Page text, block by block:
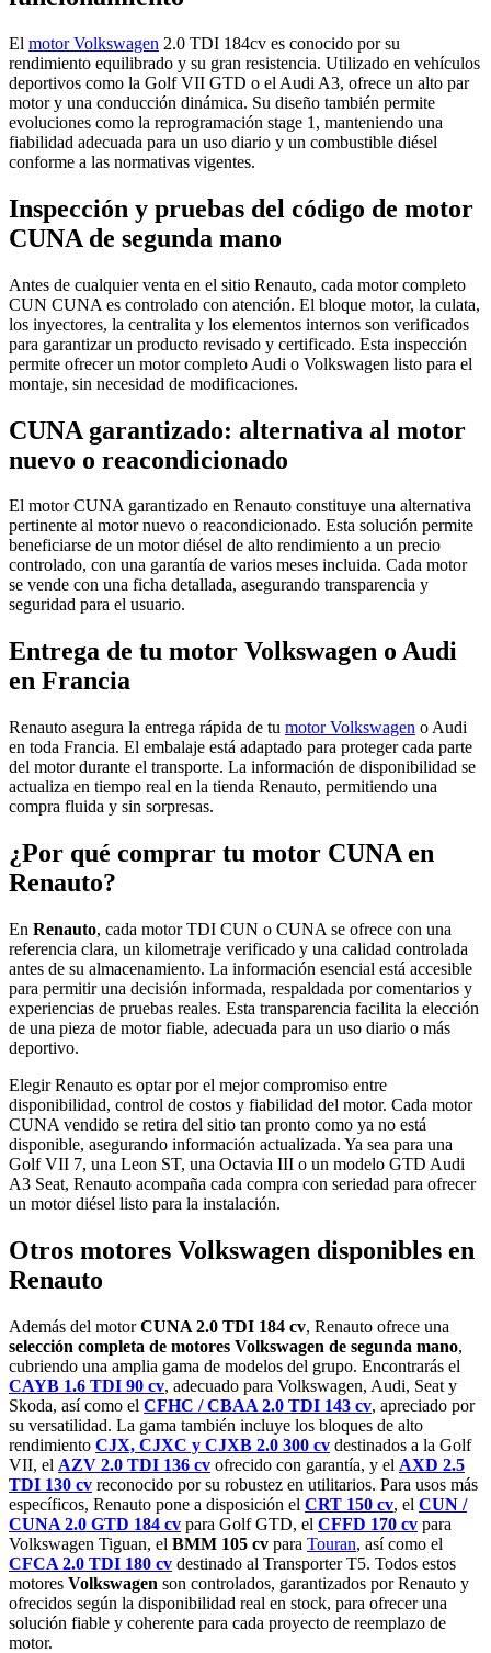
El motor Volkswagen 2.0 TDI 184cv es conocido por su
rendimiento equilibrado y su gran resistencia. Utilizado en vehículos
deportivos como la Golf VII GTD o el Audi A3, ofrece un alto par
motor y una conducción dinámica. Su diseño también permite
evoluciones como la reprogramación stage 1, manteniendo una
fiabilidad adecuada para un uso diario y un combustible diésel
conforme a las normativas vigentes.
Inspección y pruebas del código de motor
CUNA de segunda mano
Antes de cualquier venta en el sitio Renauto, cada motor completo
CUN CUNA es controlado con atención. El bloque motor, la culata,
los inyectores, la centralita y los elementos internos son verificados
para garantizar un producto revisado y certificado. Esta inspección
permite ofrecer un motor completo Audi o Volkswagen listo para el
montaje, sin necesidad de modificaciones.
CUNA garantizado: alternativa al motor
nuevo o reacondicionado
El motor CUNA garantizado en Renauto constituye una alternativa
pertinente al motor nuevo o reacondicionado. Esta solución permite
beneficiarse de un motor diésel de alto rendimiento a un precio
controlado, con una garantía de varios meses incluida. Cada motor
se vende con una ficha detallada, asegurando transparencia y
seguridad para el usuario.
Entrega de tu motor Volkswagen o Audi
en Francia
Renauto asegura la entrega rápida de tu motor Volkswagen o Audi
en toda Francia. El embalaje está adaptado para proteger cada parte
del motor durante el transporte. La información de disponibilidad se
actualiza en tiempo real en la tienda Renauto, permitiendo una
compra fluida y sin sorpresas.
¿Por qué comprar tu motor CUNA en
Renauto?
En Renauto, cada motor TDI CUN o CUNA se ofrece con una
referencia clara, un kilometraje verificado y una calidad controlada
antes de su almacenamiento. La información esencial está accesible
para permitir una decisión informada, respaldada por comentarios y
experiencias de pruebas reales. Esta transparencia facilita la elección
de una pieza de motor fiable, adecuada para un uso diario o más
deportivo.
Elegir Renauto es optar por el mejor compromiso entre
disponibilidad, control de costos y fiabilidad del motor. Cada motor
CUNA vendido se retira del sitio tan pronto como ya no está
disponible, asegurando información actualizada. Ya sea para una
Golf VII 7, una Leon ST, una Octavia III o un modelo GTD Audi
A3 Seat, Renauto acompaña cada compra con seriedad para ofrecer
un motor diésel listo para la instalación.
Otros motores Volkswagen disponibles en
Renauto
Además del motorCUNA 2.0 TDI 184 cv, Renauto ofrece una
selección completa de motores Volkswagen de segunda mano,
cubriendo una amplia gama de modelos del grupo. Encontrarás el
CAYB 1.6 TDI 90 cv, adecuado para Volkswagen, Audi, Seat y
Skoda, así como el CFHC / CBAA 2.0 TDI 143 cv, apreciado por
su versatilidad. La gama también incluye los bloques de alto
rendimiento CJX, CJXC y CJXB 2.0 300 cv destinados a la Golf
VII, el AZV 2.0 TDI 136 cv ofrecido con garantía, y el AXD 2.5
TDI 130 cv reconocido por su robustez en utilitarios. Para usos más
específicos, Renauto pone a disposición el CRT 150 cv, el CUN /
CUNA 2.0 GTD 184 cv para Golf GTD, el CFFD 170 cv para
Volkswagen Tiguan, el BMM 105 cv para Touran, así como el
CFCA 2.0 TDI 180 cv destinado al Transporter T5. Todos estos
motores Volkswagen son controlados, garantizados por Renauto y
ofrecidos según la disponibilidad real en stock, para ofrecer una
solución fiable y coherente para cada proyecto de reemplazo de
motor.